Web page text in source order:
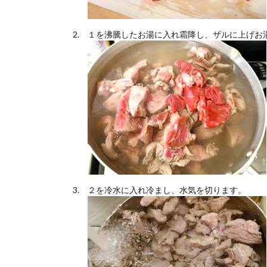
１を沸騰したお湯に入れ霜降し、ザルに上げお
２を冷水に入れ冷まし、水気を切ります。